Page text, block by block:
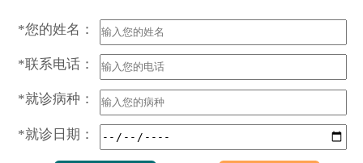
*您的姓名：
*联系电话：
*就诊病种：
*就诊日期：